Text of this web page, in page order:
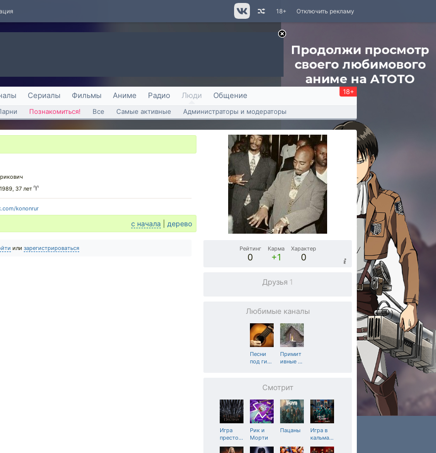
Отключить рекламу
18+
Сериалы Фильмы Аниме Радио Люди Общение 18+
Познакомиться! Все Самые активные Администраторы и модераторы
37 лет
kononrur
с начала дерево
или зарегистрироваться Рейтинг
0
Карма
+1
Характер
0
Друзья 1
Любимые каналы
Песни
под ги…
Примит
ивные …
Смотрит
Игра
престо…
Рик и
Морти
Пацаны
Игра в
кальма…